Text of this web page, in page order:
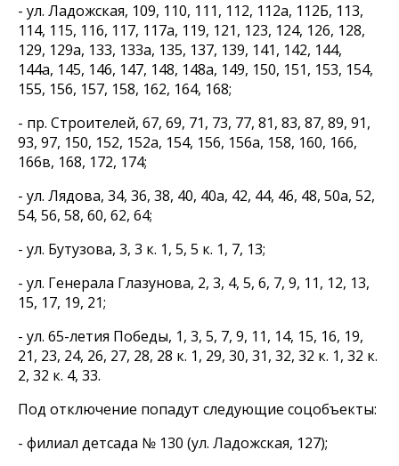
- ул. Ладожская, 109, 110, 111, 112, 112а, 112Б, 113,
114, 115, 116, 117, 117а, 119, 121, 123, 124, 126, 128,
129, 129а, 133, 133а, 135, 137, 139, 141, 142, 144,
144а, 145, 146, 147, 148, 148а, 149, 150, 151, 153, 154,
155, 156, 157, 158, 162, 164, 168;
- пр. Строителей, 67, 69, 71, 73, 77, 81, 83, 87, 89, 91,
93, 97, 150, 152, 152а, 154, 156, 156а, 158, 160, 166,
166в, 168, 172, 174;
- ул. Лядова, 34, 36, 38, 40, 40а, 42, 44, 46, 48, 50а, 52,
54, 56, 58, 60, 62, 64;
- ул. Бутузова, 3, 3 к. 1, 5, 5 к. 1, 7, 13;
- ул. Генерала Глазунова, 2, 3, 4, 5, 6, 7, 9, 11, 12, 13,
15, 17, 19, 21;
- ул. 65-летия Победы, 1, 3, 5, 7, 9, 11, 14, 15, 16, 19,
21, 23, 24, 26, 27, 28, 28 к. 1, 29, 30, 31, 32, 32 к. 1, 32 к.
2, 32 к. 4, 33.
Под отключение попадут следующие соцобъекты:
- филиал детсада № 130 (ул. Ладожская, 127);